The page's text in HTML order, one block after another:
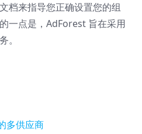
档来指导您正确设置您的组
一点是，AdForest 旨在采用
。
多供应商